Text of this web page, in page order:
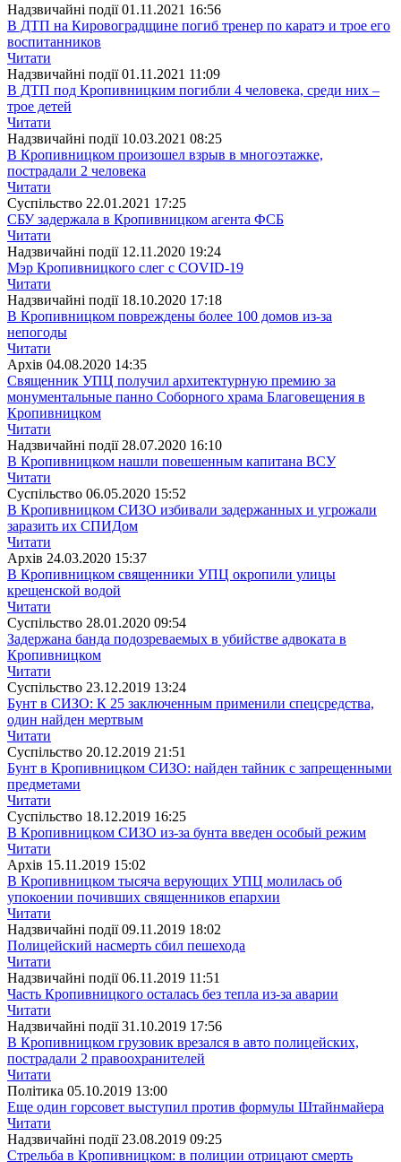
Надзвичайні події 01.11.2021 16:56
В ДТП на Кировоградщине погиб тренер по каратэ и трое его
воспитанников
Читати
Надзвичайні події 01.11.2021 11:09
В ДТП под Кропивницким погибли 4 человека, среди них –
трое детей
Читати
Надзвичайні події 10.03.2021 08:25
В Кропивницком произошел взрыв в многоэтажке,
пострадали 2 человека
Читати
Суспiльство 22.01.2021 17:25
СБУ задержала в Кропивницком агента ФСБ
Читати
Надзвичайні події 12.11.2020 19:24
Мэр Кропивницкого слег с COVID-19
Читати
Надзвичайні події 18.10.2020 17:18
В Кропивницком повреждены более 100 домов из-за
непогоды
Читати
Архiв 04.08.2020 14:35
Священник УПЦ получил архитектурную премию за
монументальные панно Соборного храма Благовещения в
Кропивницком
Читати
Надзвичайні події 28.07.2020 16:10
В Кропивницком нашли повешенным капитана ВСУ
Читати
Суспiльство 06.05.2020 15:52
В Кропивницком СИЗО избивали задержанных и угрожали
заразить их СПИДом
Читати
Архiв 24.03.2020 15:37
В Кропивницком священники УПЦ окропили улицы
крещенской водой
Читати
Суспiльство 28.01.2020 09:54
Задержана банда подозреваемых в убийстве адвоката в
Кропивницком
Читати
Суспiльство 23.12.2019 13:24
Бунт в СИЗО: К 25 заключенным применили спецсредства,
один найден мертвым
Читати
Суспiльство 20.12.2019 21:51
Бунт в Кропивницком СИЗО: найден тайник с запрещенными
предметами
Читати
Суспiльство 18.12.2019 16:25
В Кропивницком СИЗО из-за бунта введен особый режим
Читати
Архiв 15.11.2019 15:02
В Кропивницком тысяча верующих УПЦ молилась об
упокоении почивших священников епархии
Читати
Надзвичайні події 09.11.2019 18:02
Полицейский насмерть сбил пешехода
Читати
Надзвичайні події 06.11.2019 11:51
Часть Кропивницкого осталась без тепла из-за аварии
Читати
Надзвичайні події 31.10.2019 17:56
В Кропивницком грузовик врезался в авто полицейских,
пострадали 2 правоохранителей
Читати
Полiтика 05.10.2019 13:00
Еще один горсовет выступил против формулы Штайнмайера
Читати
Надзвичайні події 23.08.2019 09:25
Стрельба в Кропивницком: в полиции отрицают смерть